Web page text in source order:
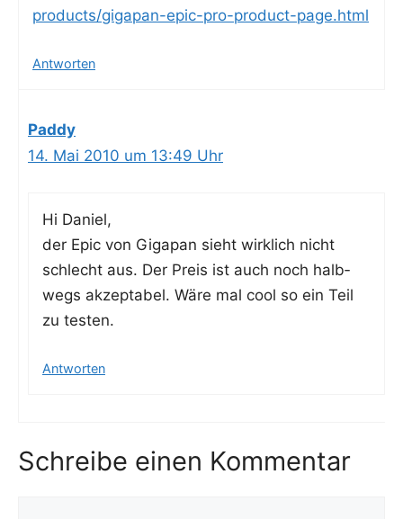
products/gigapan-epic-pro-product-page.html
Antworten
Paddy
14. Mai 2010 um 13:49 Uhr
Hi Dani­el,
der Epic von Giga­pan sieht wirk­lich nicht
schlecht aus. Der Preis ist auch noch halb­
wegs akzep­ta­bel. Wäre mal cool so ein Teil
zu testen.
Antworten
Schreibe einen Kommentar